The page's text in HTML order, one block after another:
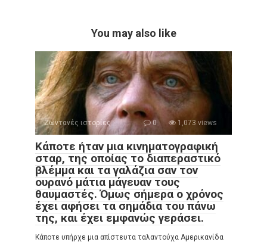
You may also like
Ζωντανές ιστορίες 0 1,073 views
Κάποτε ήταν μια κινηματογραφική
σταρ, της οποίας το διαπεραστικό
βλέμμα και τα γαλάζια σαν τον
ουρανό μάτια μάγευαν τους
θαυμαστές. Όμως σήμερα ο χρόνος
έχει αφήσει τα σημάδια του πάνω
της, και έχει εμφανώς γεράσει.
Κάποτε υπήρχε μια απίστευτα ταλαντούχα Αμερικανίδα